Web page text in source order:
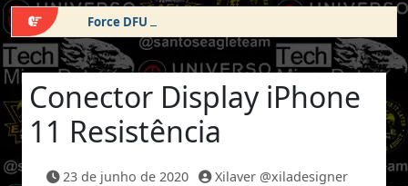
Force DFU iPhone 14 Pro Max
Conector Display iPhone
11 Resistência
23 de junho de 2020 Xilaver @xiladesigner